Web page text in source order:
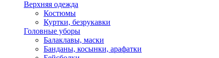
Верхняя одежда
Костюмы
Куртки, безрукавки
Головные уборы
Балаклавы, маски
Банданы, косынки, арафатки